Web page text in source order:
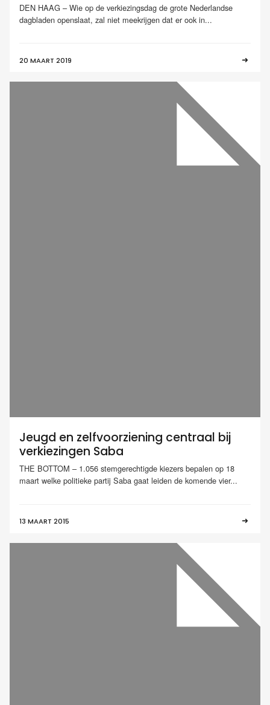
DEN HAAG – Wie op de verkiezingsdag de grote Nederlandse
dagbladen openslaat, zal niet meekrijgen dat er ook in...
20 MAART 2019
Jeugd en zelfvoorziening centraal bij
verkiezingen Saba
THE BOTTOM – 1.056 stemgerechtigde kiezers bepalen op 18
maart welke politieke partij Saba gaat leiden de komende vier...
13 MAART 2015